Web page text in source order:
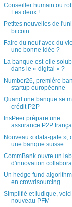
Conseiller humain ou
Les deux !
Petites nouvelles de
bitcoin…
Faire du neuf avec du
une bonne idée ?
La banque est-elle
dans le « digital » ?
Number26, première
startup européenne
Quand une banque se
crédit P2P
InsPeer prépare une
assurance P2P
Nouveau « data-gate »,
une banque suisse
CommBank ouvre un lab
d'innovation
Un hedge fund
en crowdsourcing
Simplifié et ludique,
nouveau PFM